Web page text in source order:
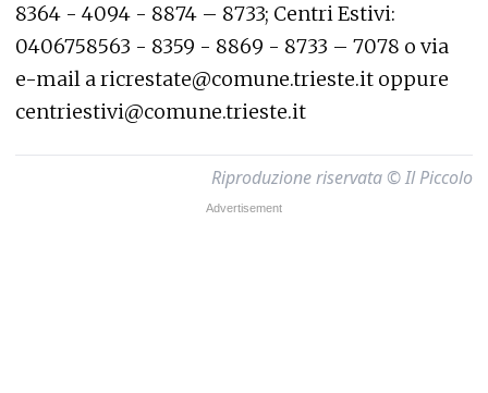
8364 - 4094 - 8874 – 8733; Centri Estivi:
0406758563 - 8359 - 8869 - 8733 – 7078 o via
e-mail a ricrestate@comune.trieste.it oppure
centriestivi@comune.trieste.it
Riproduzione riservata © Il Piccolo